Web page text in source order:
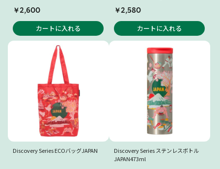
￥2,600
カートに入れる
￥2,580
カートに入れる
Discovery Series ECOバッグJAPAN
Discovery Series ステンレスボトル
JAPAN473ml